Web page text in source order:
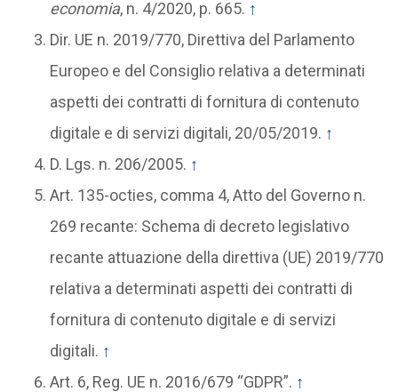
economia, n. 4/2020, p. 665. ↑
Dir. UE n. 2019/770, Direttiva del Parlamento
Europeo e del Consiglio relativa a determinati
aspetti dei contratti di fornitura di contenuto
digitale e di servizi digitali, 20/05/2019. ↑
D. Lgs. n. 206/2005. ↑
Art. 135-octies, comma 4, Atto del Governo n.
269 recante: Schema di decreto legislativo
recante attuazione della direttiva (UE) 2019/770
relativa a determinati aspetti dei contratti di
fornitura di contenuto digitale e di servizi
digitali. ↑
Art. 6, Reg. UE n. 2016/679 “GDPR”. ↑